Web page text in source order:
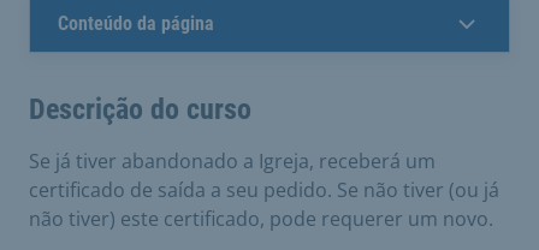
Conteúdo da página
Descrição do curso
Se já tiver abandonado a Igreja, receberá um
certificado de saída a seu pedido. Se não tiver (ou já
não tiver) este certificado, pode requerer um novo.